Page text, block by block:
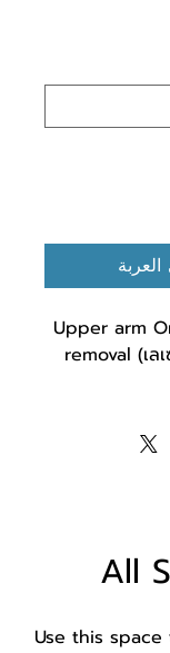
Upper arm
removal (เล
All
Use this